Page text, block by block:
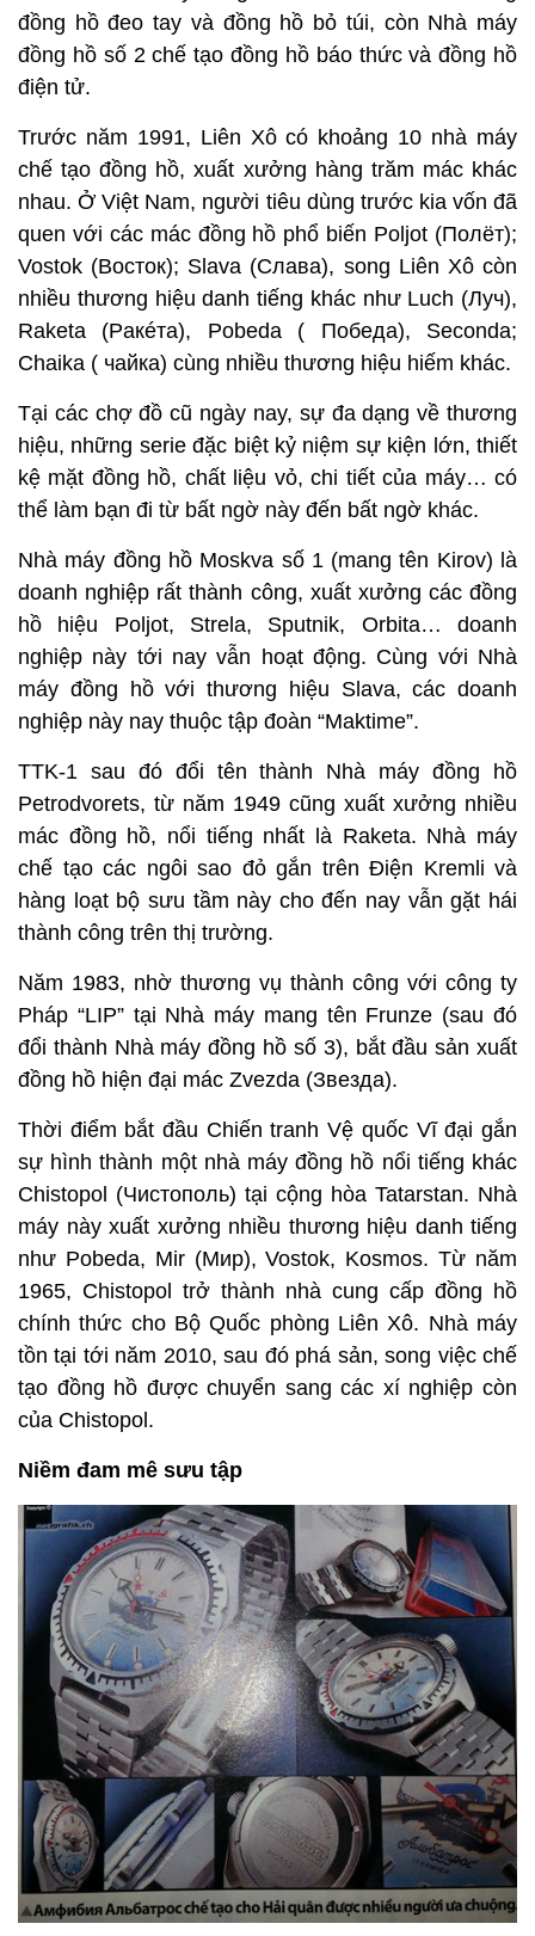
đồng hồ đeo tay và đồng hồ bỏ túi, còn Nhà máy
đồng hồ số 2 chế tạo đồng hồ báo thức và đồng hồ
điện tử.
Trước năm 1991, Liên Xô có khoảng 10 nhà máy
chế tạo đồng hồ, xuất xưởng hàng trăm mác khác
nhau. Ở Việt Nam, người tiêu dùng trước kia vốn đã
quen với các mác đồng hồ phổ biến Poljot (Полёт);
Vostok (Восток); Slava (Слава), song Liên Xô còn
nhiều thương hiệu danh tiếng khác như Luch (Луч),
Raketa (Paкéтa), Pobeda ( Победа), Seconda;
Chaika ( чайка) cùng nhiều thương hiệu hiếm khác.
Tại các chợ đồ cũ ngày nay, sự đa dạng về thương
hiệu, những serie đặc biệt kỷ niệm sự kiện lớn, thiết
kệ mặt đồng hồ, chất liệu vỏ, chi tiết của máy… có
thể làm bạn đi từ bất ngờ này đến bất ngờ khác.
Nhà máy đồng hồ Moskva số 1 (mang tên Kirov) là
doanh nghiệp rất thành công, xuất xưởng các đồng
hồ hiệu Poljot, Strela, Sputnik, Orbita… doanh
nghiệp này tới nay vẫn hoạt động. Cùng với Nhà
máy đồng hồ với thương hiệu Slava, các doanh
nghiệp này nay thuộc tập đoàn “Maktime”.
TTK-1 sau đó đổi tên thành Nhà máy đồng hồ
Petrodvorets, từ năm 1949 cũng xuất xưởng nhiều
mác đồng hồ, nổi tiếng nhất là Raketa. Nhà máy
chế tạo các ngôi sao đỏ gắn trên Điện Kremli và
hàng loạt bộ sưu tầm này cho đến nay vẫn gặt hái
thành công trên thị trường.
Năm 1983, nhờ thương vụ thành công với công ty
Pháp “LIP” tại Nhà máy mang tên Frunze (sau đó
đổi thành Nhà máy đồng hồ số 3), bắt đầu sản xuất
đồng hồ hiện đại mác Zvezda (Звезда).
Thời điểm bắt đầu Chiến tranh Vệ quốc Vĩ đại gắn
sự hình thành một nhà máy đồng hồ nổi tiếng khác
Chistopol (Чистополь) tại cộng hòa Tatarstan. Nhà
máy này xuất xưởng nhiều thương hiệu danh tiếng
như Pobeda, Mir (Мир), Vostok, Kosmos. Từ năm
1965, Chistopol trở thành nhà cung cấp đồng hồ
chính thức cho Bộ Quốc phòng Liên Xô. Nhà máy
tồn tại tới năm 2010, sau đó phá sản, song việc chế
tạo đồng hồ được chuyển sang các xí nghiệp còn
của Chistopol.
Niềm đam mê sưu tập